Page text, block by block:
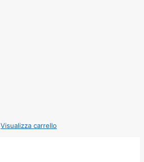
Visualizza carrello